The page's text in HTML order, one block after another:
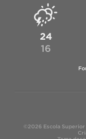
24
16
©2026 Escola Superior